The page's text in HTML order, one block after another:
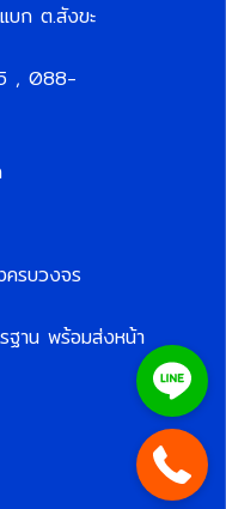
บก ต.สังขะ
, 088-
ครบวงจร
ฐาน พร้อมส่งหน้า